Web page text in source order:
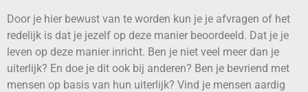
Door je hier bewust van te worden kun je je afvragen of het
redelijk is dat je jezelf op deze manier beoordeeld. Dat je je
leven op deze manier inricht. Ben je niet veel meer dan je
uiterlijk? En doe je dit ook bij anderen? Ben je bevriend met
mensen op basis van hun uiterlijk? Vind je mensen aardig